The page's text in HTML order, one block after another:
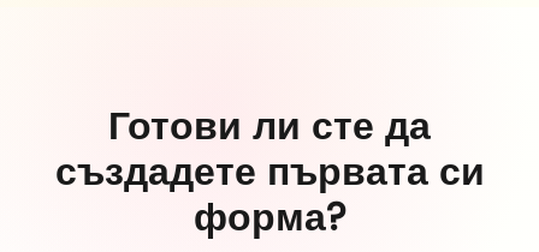
Готови ли сте да
създадете първата си
форма?